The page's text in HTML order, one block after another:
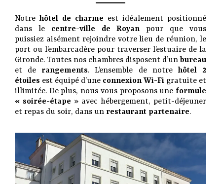
Notre hôtel de charme est idéalement positionné
dans le centre-ville de Royan pour que vous
puissiez aisément rejoindre votre lieu de réunion, le
port ou l’embarcadère pour traverser l’estuaire de la
Gironde. Toutes nos chambres disposent d’un bureau
et de rangements. L’ensemble de notre hôtel 2
étoiles est équipé d’une connexion Wi-Fi gratuite et
illimitée. De plus, nous vous proposons une formule
« soirée-étape » avec hébergement, petit-déjeuner
et repas du soir, dans un restaurant partenaire.